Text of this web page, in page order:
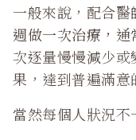
一般來說，配合醫
週做一次治療，
次逐量慢慢減少
果，達到普遍滿意
當然每個人狀況不